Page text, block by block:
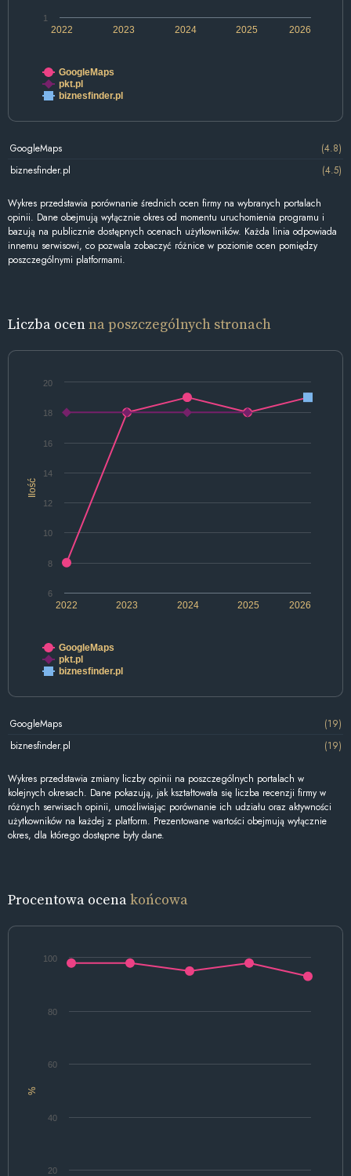
2022 2024 2026
2023 2025
1
GoogleMaps
pkt.pl
biznesfinder.pl
GoogleMaps
(4.8)
biznesfinder.pl
(4.5)
Wykres przedstawia porównanie średnich ocen firmy na wybranych portalach
opinii. Dane obejmują wyłącznie okres od momentu uruchomienia programu i
bazują na publicznie dostępnych ocenach użytkowników. Każda linia odpowiada
innemu serwisowi, co pozwala zobaczyć różnice w poziomie ocen pomiędzy
poszczególnymi platformami.
Liczba ocenna poszczególnych stronach
Ilość
2022 2024 2026
2023 2025
6
8
10
12
14
16
18
20
GoogleMaps
pkt.pl
biznesfinder.pl
GoogleMaps
(19)
biznesfinder.pl
(19)
Wykres przedstawia zmiany liczby opinii na poszczególnych portalach w
kolejnych okresach. Dane pokazują, jak kształtowała się liczba recenzji firmy w
różnych serwisach opinii, umożliwiając porównanie ich udziału oraz aktywności
użytkowników na każdej z platform. Prezentowane wartości obejmują wyłącznie
okres, dla którego dostępne były dane.
Procentowa ocenakońcowa
%
20
40
60
80
100